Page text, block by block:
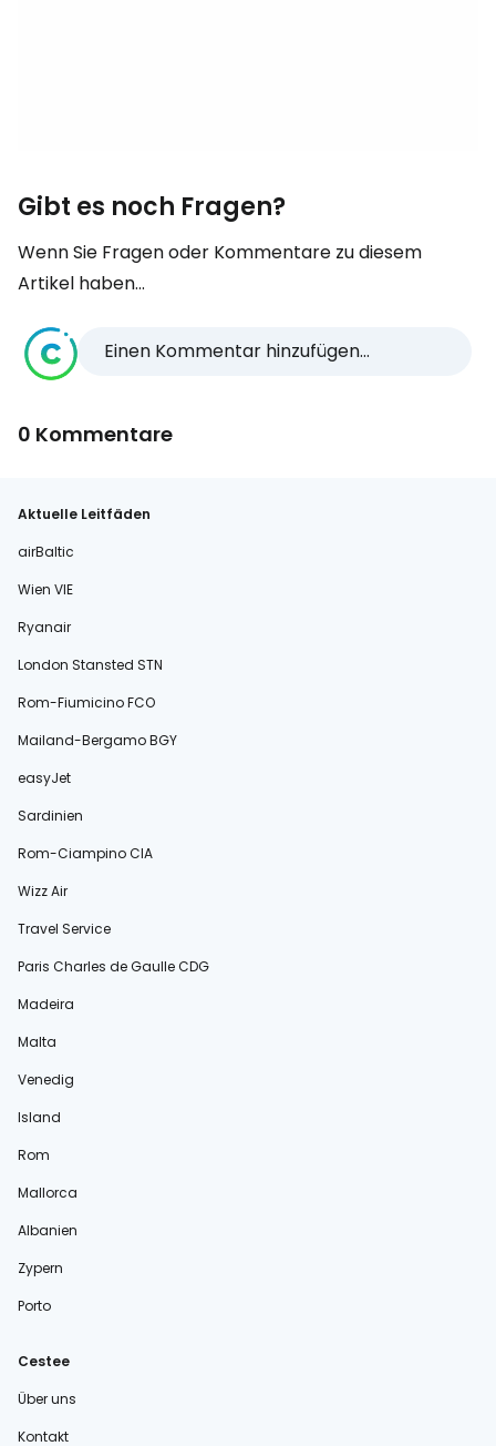
Gibt es noch Fragen?
Wenn Sie Fragen oder Kommentare zu diesem
Artikel haben...
Einen Kommentar hinzufügen...
0 Kommentare
Aktuelle Leitfäden
airBaltic
Wien VIE
Ryanair
London Stansted STN
Rom-Fiumicino FCO
Mailand-Bergamo BGY
easyJet
Sardinien
Rom-Ciampino CIA
Wizz Air
Travel Service
Paris Charles de Gaulle CDG
Madeira
Malta
Venedig
Island
Rom
Mallorca
Albanien
Zypern
Porto
Cestee
Über uns
Kontakt